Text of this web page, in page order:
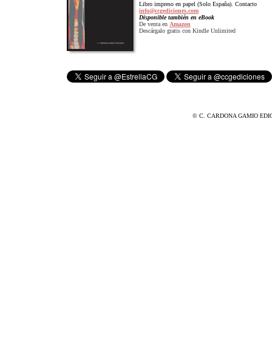
Libro impreso en papel (Solo España). Contacto
info@ccgediciones.com
Disponible también en eBook
De venta en Amazon
Descárgalo gratis con Kindle Unlimited
© C. CARDONA GAMIO